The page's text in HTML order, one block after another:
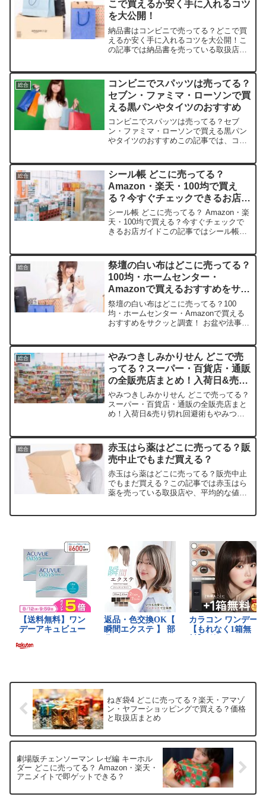
こで買えるか安く手に入れるコツ
を大公開！
納品書はコンビニで売ってる？どこで買
えるか安く手に入れるコツを大公開！こ
の記事では納品書を売っている取扱店
格特徴楽天市場キングジム 納品書セット
500円送料無料キャンペ...
総合
コンビニでスパッツは売ってる？
セブン・ファミマ・ローソンで買
える黒パンやタイツのおすすめ
コンビニでスパッツは売ってる？セブ
ン・ファミマ・ローソンで買える黒パン
やタイツのおすすめこの記事では、コン
介します。急なコーデ崩れに役立つアイ
テムですよ！店舗商品例平均...
総合
シール帳 どこに売ってる？
Amazon・楽天・100均で買え
る？今すぐチェックできるお店ガ
イド
シール帳 どこに売ってる？ Amazon・楽
天・100均で買える？今すぐチェックで
きるお店ガイドこの記事ではシール帳を
ハンドメイド好きの皆さん、必見です
よ！店舗平均価格...
総合
祭壇の白い布はどこに売ってる？
100均・ホームセンター・
Amazonで買えるおすすめをサク
ッと調査！
祭壇の白い布はどこに売ってる？100
均・ホームセンター・Amazonで買える
おすすめをサクッと調査！ お盆や法事の
祭壇用白布の取扱店や平均価格、安く買
えるスポットを手短...
総合
やみつきしみかりせん どこで売
ってる？スーパー・百貨店・通販
の全販売店まとめ！入荷日&売り
切れ回避術も
やみつきしみかりせん どこで売ってる？
スーパー・百貨店・通販の全販売店まと
め！入荷日&売り切れ回避術もやみつき
よね。私も一度ハマったら抜け出せなく
て、ついリピートしちゃ...
総合
赤玉はら薬はどこに売ってる？販
売中止でもまだ買える？
赤玉はら薬はどこに売ってる？販売中止
でもまだ買える？この記事では赤玉はら
薬を売っている取扱店や、平均的な値
ねぎ袋4 どこに売ってる？楽天・アマゾ
ン・ヤフーショッピングで買える？価格
と取扱店まとめ
劇場版チェンソーマン レゼ編 キーホル
ダー どこに売ってる？ Amazon・楽天・
アニメイトで即ゲットできる？